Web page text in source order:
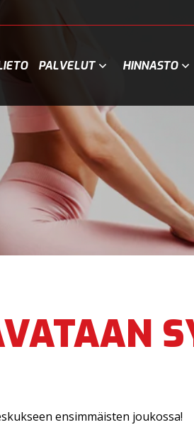
PALVELUT HINNASTO
ensimmäisten joukossa!